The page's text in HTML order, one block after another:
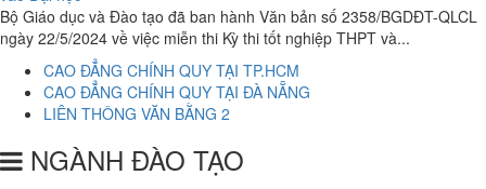
Bộ Giáo dục và Đào tạo đã ban hành Văn bản số 2358/BGDĐT-QLCL
ngày 22/5/2024 về việc miễn thi Kỳ thi tốt nghiệp THPT và...
CAO ĐẲNG CHÍNH QUY TẠI TP.HCM
CAO ĐẲNG CHÍNH QUY TẠI ĐÀ NẴNG
LIÊN THÔNG VĂN BẰNG 2
NGÀNH ĐÀO TẠO